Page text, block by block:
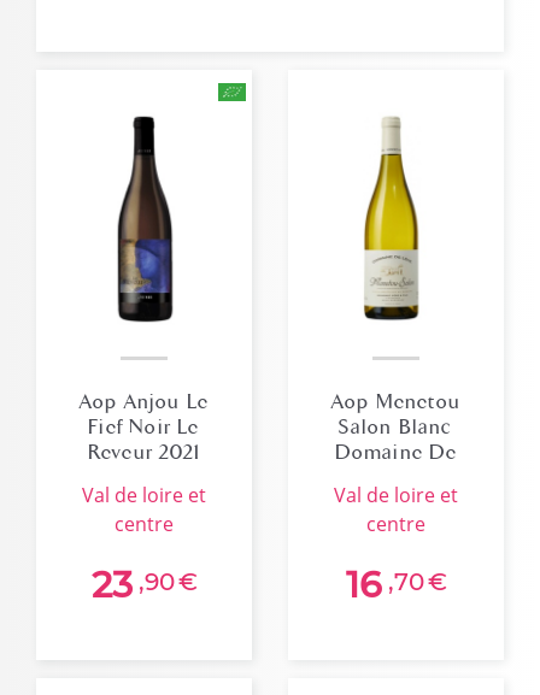
Aop Anjou Le
Fief Noir Le
Reveur 2021
val de loire et
centre
23 ,90€
Aop Menetou
Salon Blanc
Domaine De
val de loire et
centre
16 ,70€